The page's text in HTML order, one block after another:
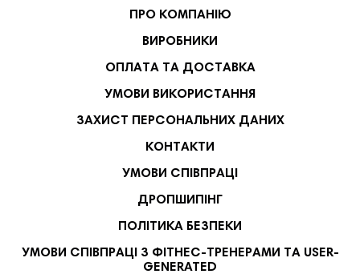
ПРО КОМПАНІЮ
ВИРОБНИКИ
ОПЛАТА ТА ДОСТАВКА
УМОВИ ВИКОРИСТАННЯ
ЗАХИСТ ПЕРСОНАЛЬНИХ ДАНИХ
КОНТАКТИ
УМОВИ СПІВПРАЦІ
ДРОПШИПІНГ
ПОЛІТИКА БЕЗПЕКИ
УМОВИ СПІВПРАЦІ З ФІТНЕС-ТРЕНЕРАМИ ТА USER-
GENERATED